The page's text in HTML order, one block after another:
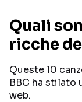
RECENSIONI
INTERVISTE
GOSSIP E
Quali
ricche
Queste 10
BBC ha stilato
web.